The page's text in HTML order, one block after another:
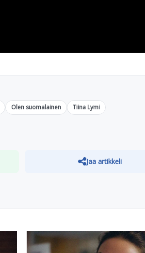
Olen suomalainen Tiina Lymi
Jaa artikkeli